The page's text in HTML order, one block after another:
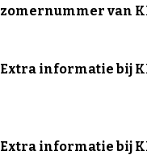
zomernummer van
Extra informatie bij
Extra informatie bij